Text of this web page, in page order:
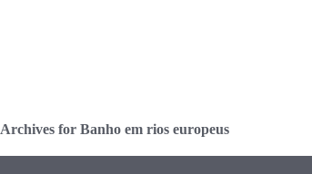
Archives for Banho em rios europeus